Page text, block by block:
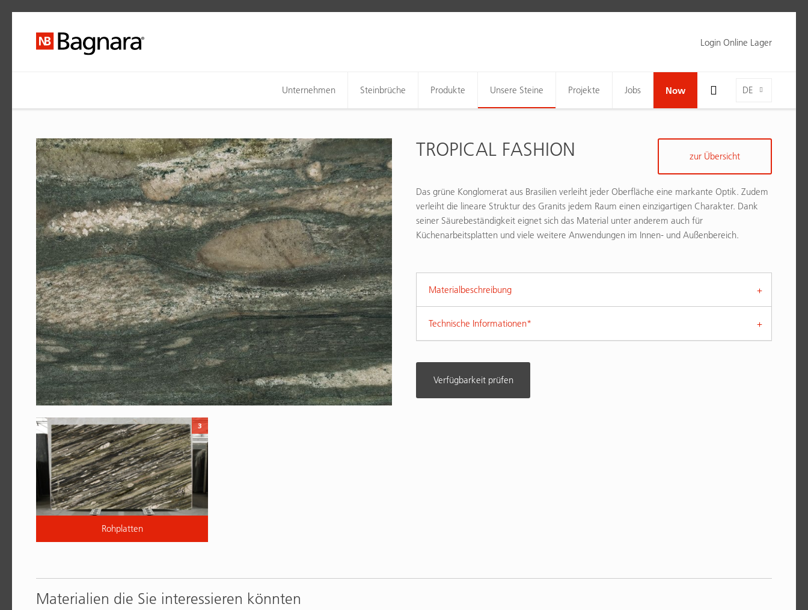
Login Online Lager
DE
Toggle Search Bar Visibility For Wide Screens
Unternehmen
Steinbrüche Produkte Unsere Steine Projekte Jobs Now
Rohplatten
3
TROPICAL FASHION
Das grüne Konglomerat aus Brasilien verleiht jeder Oberfläche eine markante Optik. Zudem
verleiht die lineare Struktur des Granits jedem Raum einen einzigartigen Charakter. Dank
seiner Säurebeständigkeit eignet sich das Material unter anderem auch für
Küchenarbeitsplatten und viele weitere Anwendungen im Innen- und Außenbereich.
zur Übersicht
Materialbeschreibung
Technische Informationen*
Verfügbarkeit prüfen
Materialien die Sie interessieren könnten